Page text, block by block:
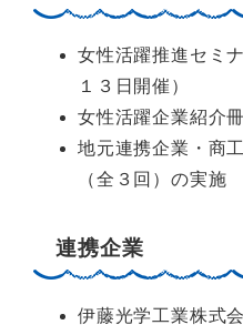
女性活躍推進セミ
１３日開催）
女性活躍企業紹介
地元連携企業・商
（全３回）の実施
連携企業
伊藤光学工業株式